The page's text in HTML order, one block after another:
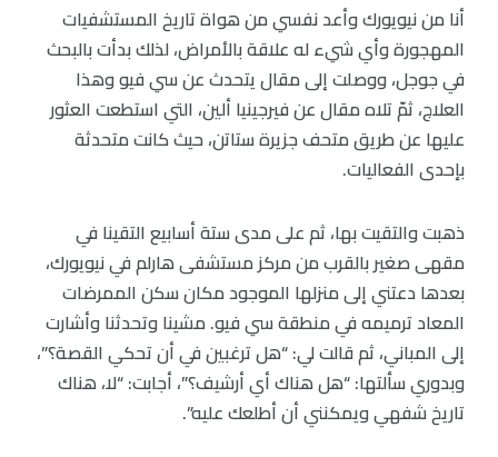
أنا من نيويورك وأعد نفسي من هواة تاريخ المستشفيات
المهجورة وأي شيء له علاقة بالأمراض، لذلك بدأت بالبحث
في جوجل، ووصلت إلى مقال يتحدث عن سي فيو وهذا
العلاج، ثمّ تلاه مقال عن فيرجينيا ألين، التي استطعت العثور
عليها عن طريق متحف جزيرة ستاتن، حيث كانت متحدثة
بإحدى الفعاليات.
ذهبت والتقيت بها، ثم على مدى ستة أسابيع التقينا في
مقهى صغير بالقرب من مركز مستشفى هارلم في نيويورك،
بعدها دعتني إلى منزلها الموجود مكان سكن الممرضات
المعاد ترميمه في منطقة سي فيو. مشينا وتحدثنا وأشارت
إلى المباني، ثم قالت لي: “هل ترغبين في أن تحكي القصة؟”،
وبدوري سألتها: “هل هناك أي أرشيف؟”، أجابت: “لا، هناك
تاريخ شفهي ويمكنني أن أطلعك عليه”.